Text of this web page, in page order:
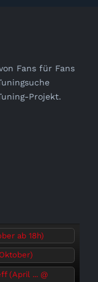
Fans für Fans
Projekt.
ab 18h)
(April ... @